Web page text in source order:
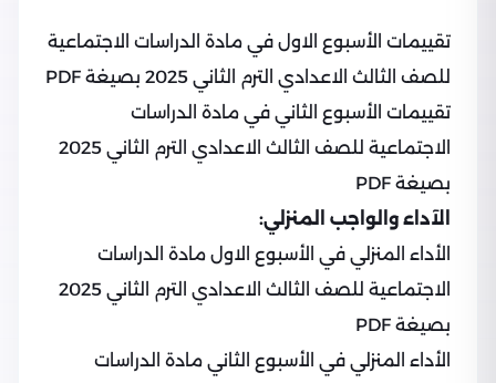
تقييمات الأسبوع الاول في مادة الدراسات الاجتماعية
للصف الثالث الاعدادي الترم الثاني 2025 بصيغة PDF
تقييمات الأسبوع الثاني في مادة الدراسات
الاجتماعية للصف الثالث الاعدادي الترم الثاني 2025
بصيغة PDF
الآداء والواجب المنزلي:
الأداء المنزلي في الأسبوع الاول مادة الدراسات
الاجتماعية للصف الثالث الاعدادي الترم الثاني 2025
بصيغة PDF
الأداء المنزلي في الأسبوع الثاني مادة الدراسات